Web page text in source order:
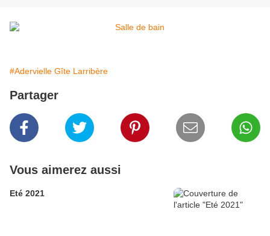
#Adervielle Gîte Larribère
Partager
Vous aimerez aussi
Eté 2021